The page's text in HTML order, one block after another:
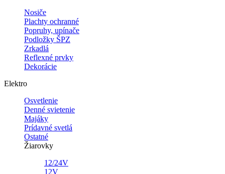
Nosiče
Plachty ochranné
Popruhy, upínače
Podložky ŠPZ
Zrkadlá
Reflexné prvky
Dekorácie
Elektro
Osvetlenie
Denné svietenie
Majáky
Prídavné svetlá
Ostatné
Žiarovky
12/24V
12V